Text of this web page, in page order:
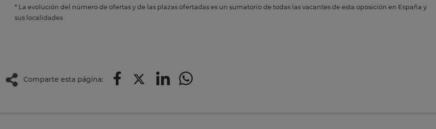
* La evolución del número de ofertas y de las plazas ofertadas es un sumatorio de todas las vacantes de esta oposición en España y
sus localidades
Comparte esta página: